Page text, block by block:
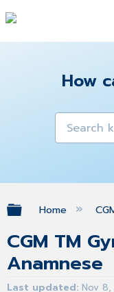
How
Expand/
Home
CGM TM
Anamnese
Last updated Nov